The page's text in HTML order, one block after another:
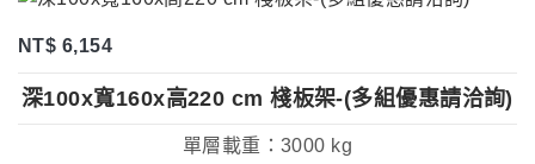
NT$ 6,154
深100x寬160x高220 cm 棧板架-(多組優惠請洽詢)
單層載重：3000 kg